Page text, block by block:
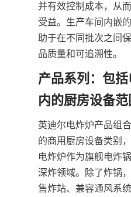
并有效控制成本，从
受益。生产车间内嵌
助于在不同批次之间
品质量和可追溯性。
产品系列：包
英迪尔电炸炉产品组
的商用厨房设备类别
电炸炉作为旗舰电炸
深炸领域。除了炸锅
售炸站、兼容通风系